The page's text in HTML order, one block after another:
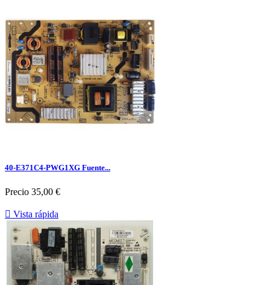
40-E371C4-PWG1XG Fuente...
Precio 35,00 €
 Vista rápida